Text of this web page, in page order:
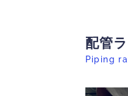
配管
Piping